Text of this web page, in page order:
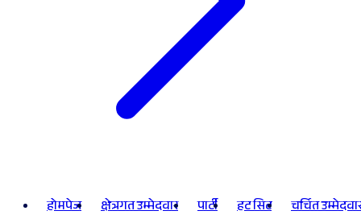
होमपेज क्षेत्रगत उम्मेदवार पार्टी हट सिट चर्चित